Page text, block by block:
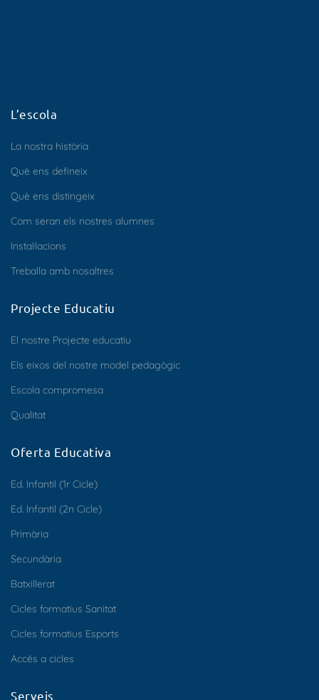
L’escola
La nostra història
Què ens defineix
Què ens distingeix
Com seran els nostres alumnes
Instal·lacions
Treballa amb nosaltres
Projecte Educatiu
El nostre Projecte educatiu
Els eixos del nostre model pedagògic
Escola compromesa
Qualitat
Oferta Educativa
Ed. Infantil (1r Cicle)
Ed. Infantil (2n Cicle)
Primària
Secundària
Batxillerat
Cicles formatius Sanitat
Cicles formatius Esports
Accés a cicles
Serveis